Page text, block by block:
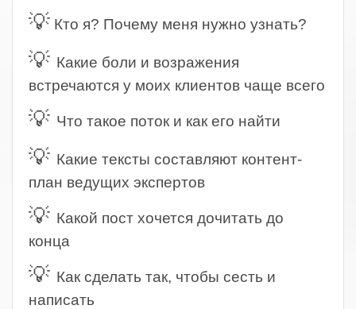
💡 Кто я? Почему меня нужно узнать?
💡 Какие боли и возражения
встречаются у моих клиентов чаще всего
💡 Что такое поток и как его найти
💡 Какие тексты составляют контент-
план ведущих экспертов
💡 Какой пост хочется дочитать до
конца
💡 Как сделать так, чтобы сесть и
написать